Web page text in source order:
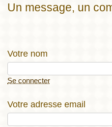
Un message, un
Votre nom
Se connecter
Votre adresse email